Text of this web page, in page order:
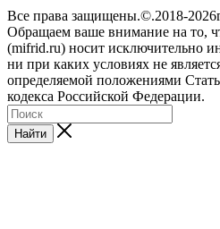
Все права защищены.©.2018-
Обращаем ваше внимание на то,
(mifrid.ru) носит исключительно
ни при каких условиях не
определяемой положениями
кодекса Российской Федерации.
Найти